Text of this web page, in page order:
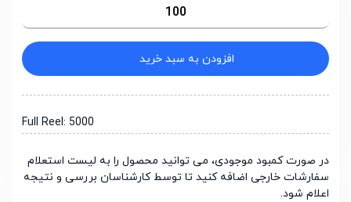
افزودن به سبد خرید
Full Reel: 5000
در صورت کمبود موجودی، می توانید محصول را به لیست استعلام
سفارشات خارجی اضافه کنید تا توسط کارشناسان بررسی و نتیجه
اعلام شود.